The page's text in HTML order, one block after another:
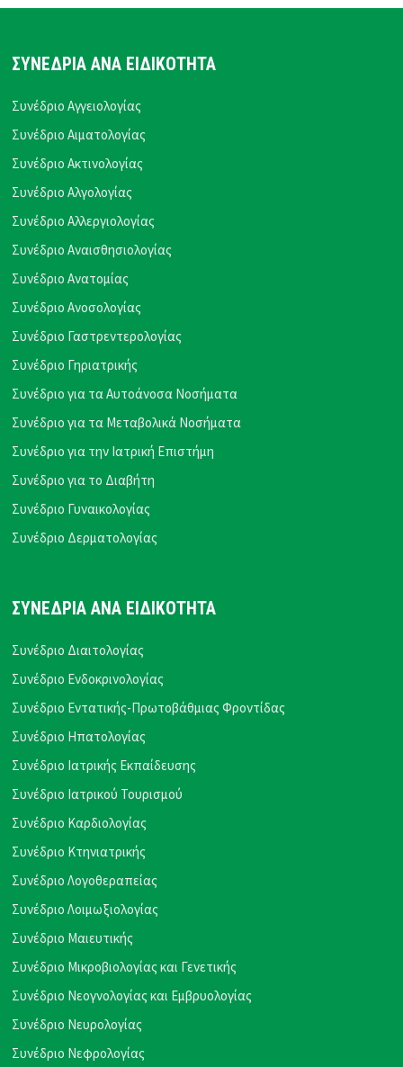
ΣΥΝΕΔΡΙΑ ΑΝΑ ΕΙΔΙΚΟΤΗΤΑ
Συνέδριο Αγγειολογίας
Συνέδριο Αιματολογίας
Συνέδριο Ακτινολογίας
Συνέδριο Αλγολογίας
Συνέδριο Αλλεργιολογίας
Συνέδριο Αναισθησιολογίας
Συνέδριο Ανατομίας
Συνέδριο Ανοσολογίας
Συνέδριο Γαστρεντερολογίας
Συνέδριο Γηριατρικής
Συνέδριο για τα Αυτοάνοσα Νοσήματα
Συνέδριο για τα Μεταβολικά Νοσήματα
Συνέδριο για την Ιατρική Επιστήμη
Συνέδριο για το Διαβήτη
Συνέδριο Γυναικολογίας
Συνέδριο Δερματολογίας
ΣΥΝΕΔΡΙΑ ΑΝΑ ΕΙΔΙΚΟΤΗΤΑ
Συνέδριο Διαιτολογίας
Συνέδριο Ενδοκρινολογίας
Συνέδριο Εντατικής-Πρωτοβάθμιας Φροντίδας
Συνέδριο Ηπατολογίας
Συνέδριο Ιατρικής Εκπαίδευσης
Συνέδριο Ιατρικού Τουρισμού
Συνέδριο Καρδιολογίας
Συνέδριο Κτηνιατρικής
Συνέδριο Λογοθεραπείας
Συνέδριο Λοιμωξιολογίας
Συνέδριο Μαιευτικής
Συνέδριο Μικροβιολογίας και Γενετικής
Συνέδριο Νεογνολογίας και Εμβρυολογίας
Συνέδριο Νευρολογίας
Συνέδριο Νεφρολογίας